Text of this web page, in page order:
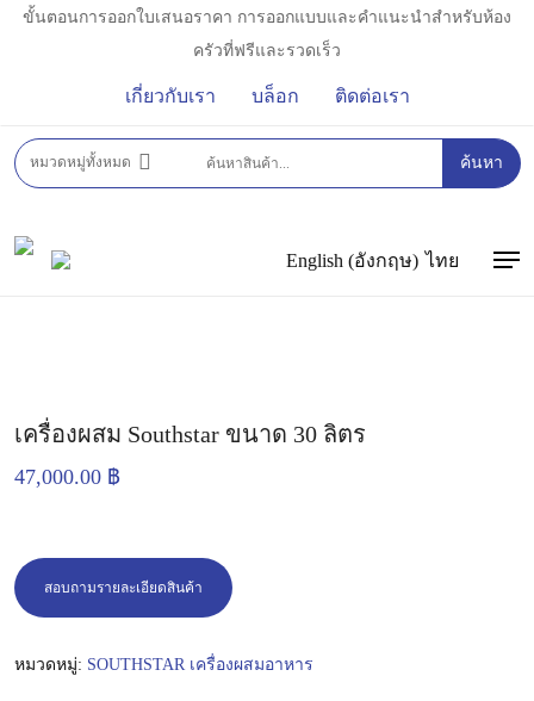
Skipขั้นตอนการออกใบเสนอราคา การออกแบบและคำแนะนำสำหรับห้อง
ครัวที่ฟรีและรวดเร็ว
เกี่ยวกับเรา บล็อก ติดต่อเรา
หมวดหมู่ทั้งหมด ค้นหา
English (อังกฤษ) ไทย
หน้าหลัก อุปกรณ์เบเกอรี่
เครื่องตีผสมอาหาร
SOUTHSTAR เครื่องผสมอาหาร
เครื่องผสม Southstar ขนาด 30 ลิตร
47,000.00 ฿
สอบถามรายละเอียดสินค้า
หมวดหมู่: SOUTHSTAR เครื่องผสมอาหาร